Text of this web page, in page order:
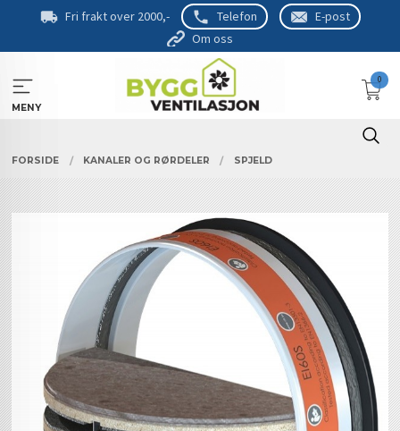
Fri frakt over 2000,- Telefon
E-post
Om oss
MENY
0
FORSIDE KANALER OG RØRDELER SPJELD